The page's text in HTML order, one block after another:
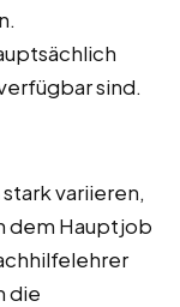
sind.
variieren,
dem Hauptjob
die